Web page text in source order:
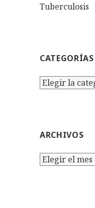
Tuberculosis
CATEGORÍAS
Categorías
ARCHIVOS
Archivos